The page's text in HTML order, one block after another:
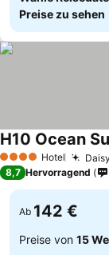
Preise zu sehen
4 Sterne Hotel
H10 Ocean
8,7 Hervorragend
Ab 142 €
Preise von 15